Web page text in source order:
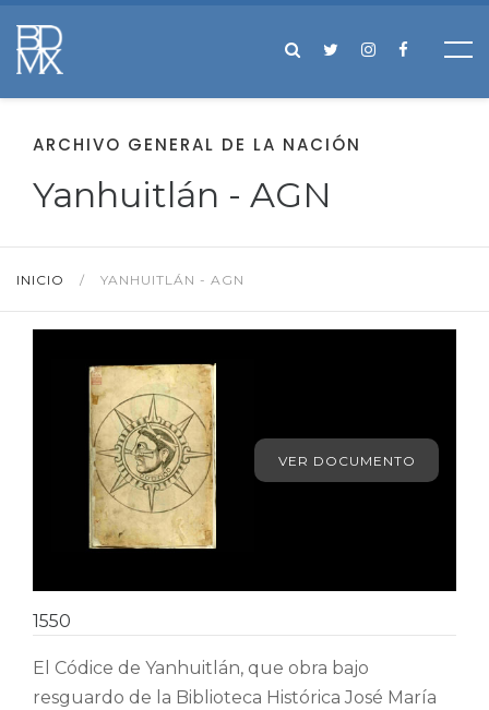
ARCHIVO GENERAL DE LA NACIÓN
Yanhuitlán - AGN
INICIO / YANHUITLÁN - AGN
VER DOCUMENTO
1550
El Códice de Yanhuitlán, que obra bajo
resguardo de la Biblioteca Histórica José María